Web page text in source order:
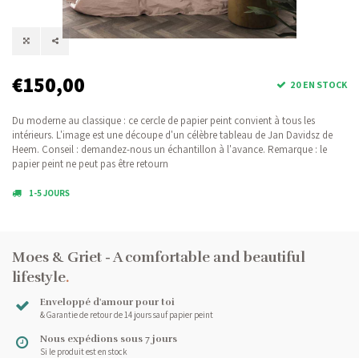
€150,00 20 EN STOCK
Du moderne au classique : ce cercle de papier peint convient à tous les
intérieurs. L'image est une découpe d'un célèbre tableau de Jan Davidsz de
Heem. Conseil : demandez-nous un échantillon à l'avance. Remarque : le
papier peint ne peut pas être retourn
1-5 JOURS
Moes & Griet - A comfortable and beautiful
lifestyle.
Enveloppé d'amour pour toi
& Garantie de retour de 14 jours sauf papier peint
Nous expédions sous 7 jours
Si le produit est en stock